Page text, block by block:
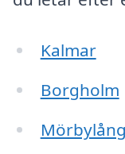
Kalmar
Borgholm